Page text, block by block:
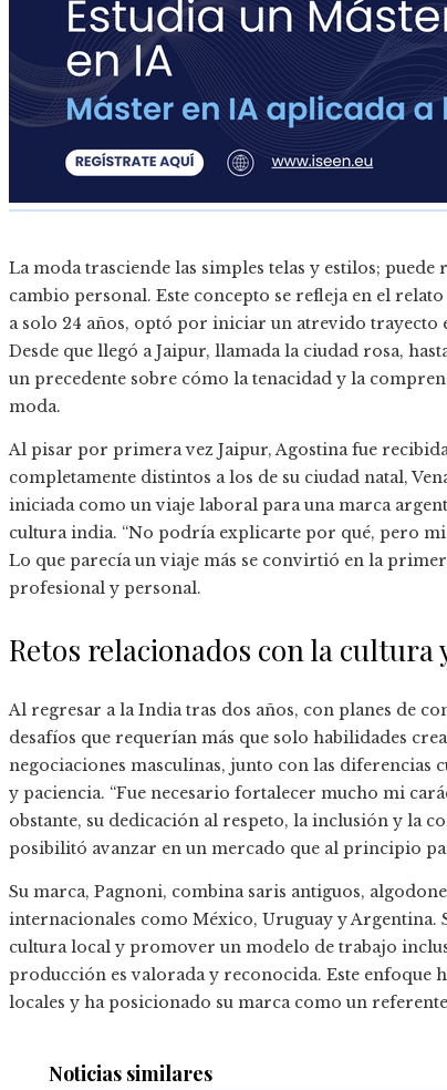
La moda trasciende las simples telas y estilos;
cambio personal. Este concepto se refleja en el
a solo 24 años, optó por iniciar un atrevido
Desde que llegó a Jaipur, llamada la ciudad rosa,
un precedente sobre cómo la tenacidad y la
moda.
Al pisar por primera vez Jaipur, Agostina fue
completamente distintos a los de su ciudad natal,
iniciada como un viaje laboral para una marca
cultura india. “No podría explicarte por qué, pero mi
Lo que parecía un viaje más se convirtió en la
profesional y personal.
Retos relacionados con la cultura
Al regresar a la India tras dos años, con planes de
desafíos que requerían más que solo habilidades
negociaciones masculinas, junto con las
y paciencia. “Fue necesario fortalecer mucho mi
obstante, su dedicación al respeto, la inclusión y la
posibilitó avanzar en un mercado que al principio
Su marca, Pagnoni, combina saris antiguos,
internacionales como México, Uruguay y Argentina.
cultura local y promover un modelo de trabajo
producción es valorada y reconocida. Este enfoque
locales y ha posicionado su marca como un
Noticias similares